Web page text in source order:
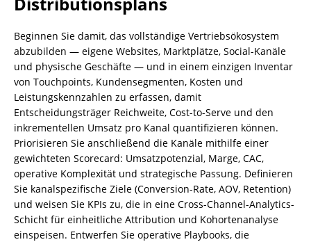
Beginnen Sie damit, das vollständige Vertriebsökosystem
abzubilden — eigene Websites, Marktplätze, Social-Kanäle
und physische Geschäfte — und in einem einzigen Inventar
von Touchpoints, Kundensegmenten, Kosten und
Leistungskennzahlen zu erfassen, damit
Entscheidungsträger Reichweite, Cost-to-Serve und den
inkrementellen Umsatz pro Kanal quantifizieren können.
Priorisieren Sie anschließend die Kanäle mithilfe einer
gewichteten Scorecard: Umsatzpotenzial, Marge, CAC,
operative Komplexität und strategische Passung. Definieren
Sie kanalspezifische Ziele (Conversion-Rate, AOV, Retention)
und weisen Sie KPIs zu, die in eine Cross-Channel-Analytics-
Schicht für einheitliche Attribution und Kohortenanalyse
einspeisen. Entwerfen Sie operative Playbooks, die